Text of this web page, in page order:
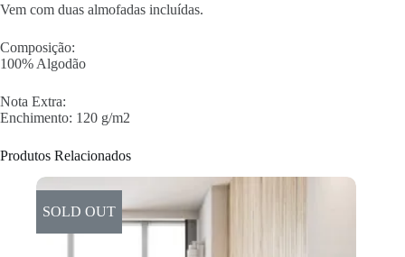
Vem com duas almofadas incluídas.
Composição:
100% Algodão
Nota Extra:
Enchimento: 120 g/m2
Produtos Relacionados
SOLD OUT